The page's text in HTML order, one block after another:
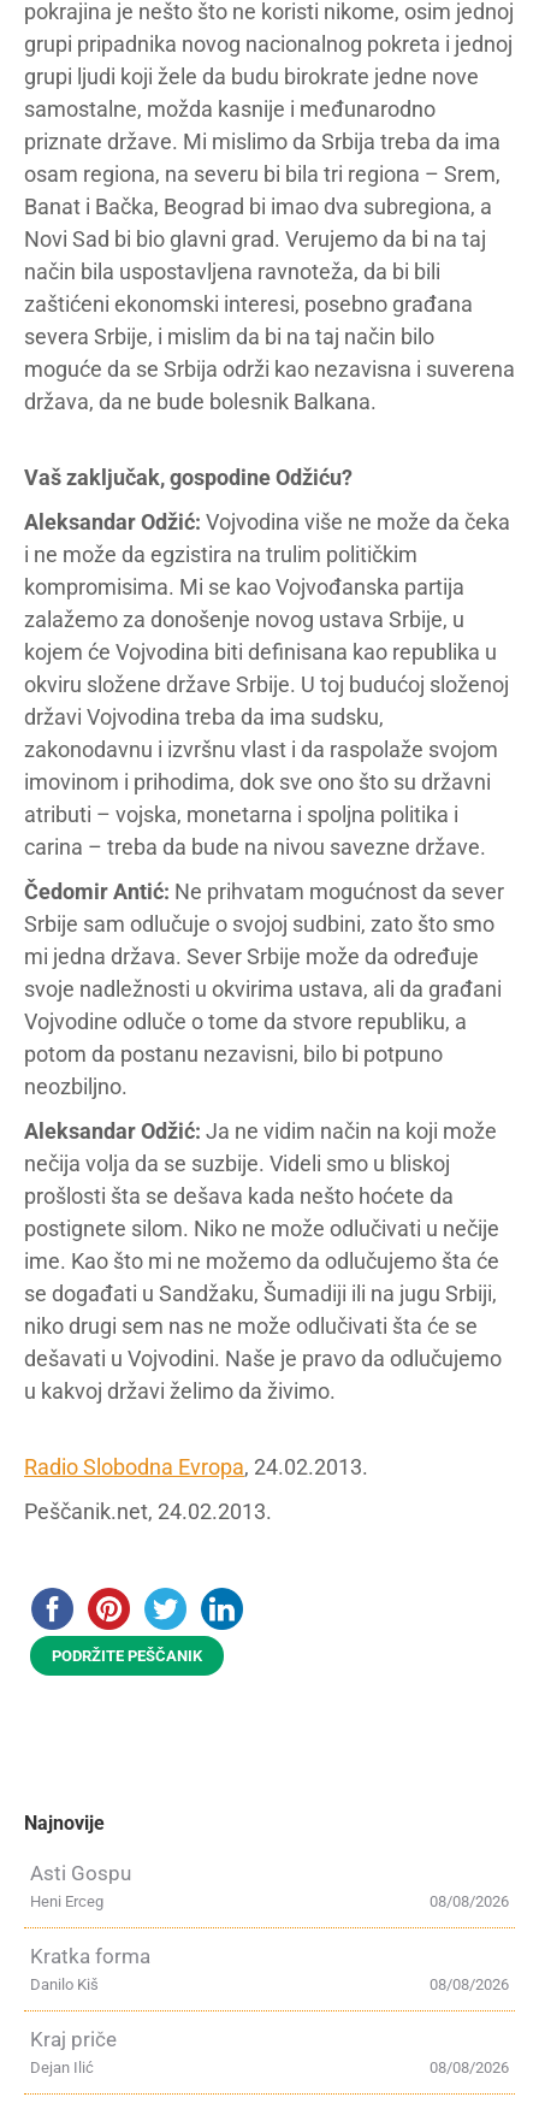
pokrajina je nešto što ne koristi nikome, osim jednoj
grupi pripadnika novog nacionalnog pokreta i jednoj
grupi ljudi koji žele da budu birokrate jedne nove
samostalne, možda kasnije i međunarodno
priznate države. Mi mislimo da Srbija treba da ima
osam regiona, na severu bi bila tri regiona – Srem,
Banat i Bačka, Beograd bi imao dva subregiona, a
Novi Sad bi bio glavni grad. Verujemo da bi na taj
način bila uspostavljena ravnoteža, da bi bili
zaštićeni ekonomski interesi, posebno građana
severa Srbije, i mislim da bi na taj način bilo
moguće da se Srbija održi kao nezavisna i suverena
država, da ne bude bolesnik Balkana.
Vaš zaključak, gospodine Odžiću?
Aleksandar Odžić: Vojvodina više ne može da čeka
i ne može da egzistira na trulim političkim
kompromisima. Mi se kao Vojvođanska partija
zalažemo za donošenje novog ustava Srbije, u
kojem će Vojvodina biti definisana kao republika u
okviru složene države Srbije. U toj budućoj složenoj
državi Vojvodina treba da ima sudsku,
zakonodavnu i izvršnu vlast i da raspolaže svojom
imovinom i prihodima, dok sve ono što su državni
atributi – vojska, monetarna i spoljna politika i
carina – treba da bude na nivou savezne države.
Čedomir Antić: Ne prihvatam mogućnost da sever
Srbije sam odlučuje o svojoj sudbini, zato što smo
mi jedna država. Sever Srbije može da određuje
svoje nadležnosti u okvirima ustava, ali da građani
Vojvodine odluče o tome da stvore republiku, a
potom da postanu nezavisni, bilo bi potpuno
neozbiljno.
Aleksandar Odžić: Ja ne vidim način na koji može
nečija volja da se suzbije. Videli smo u bliskoj
prošlosti šta se dešava kada nešto hoćete da
postignete silom. Niko ne može odlučivati u nečije
ime. Kao što mi ne možemo da odlučujemo šta će
se događati u Sandžaku, Šumadiji ili na jugu Srbiji,
niko drugi sem nas ne može odlučivati šta će se
dešavati u Vojvodini. Naše je pravo da odlučujemo
u kakvoj državi želimo da živimo.
Radio Slobodna Evropa, 24.02.2013.
Peščanik.net, 24.02.2013.
PODRŽITE PEŠČANIK
Najnovije
Asti Gospu
08/08/2026
Heni Erceg
Kratka forma
08/08/2026
Danilo Kiš
Kraj priče
08/08/2026
Dejan Ilić